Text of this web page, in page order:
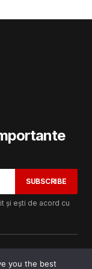
SUBSCRIBE
și ești de acord cu
you the best